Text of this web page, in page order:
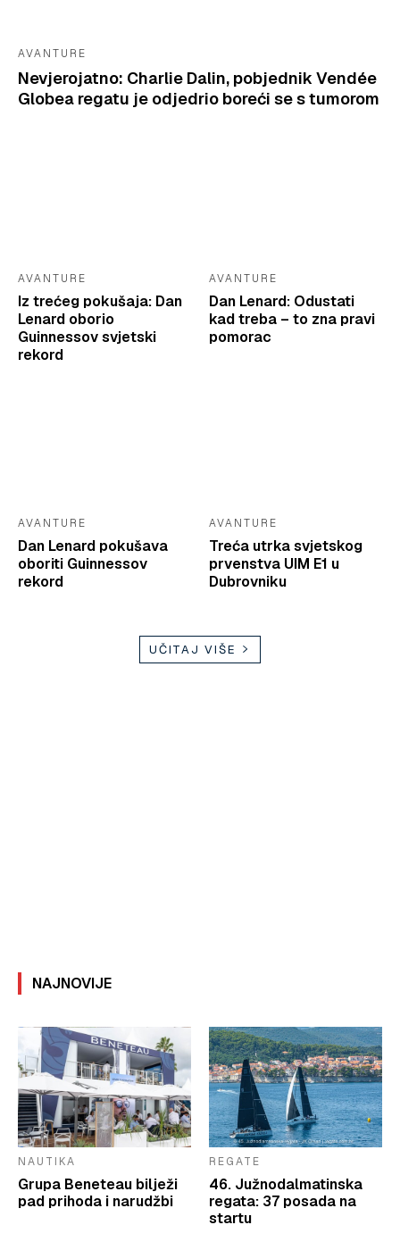
AVANTURE
Nevjerojatno: Charlie Dalin, pobjednik Vendée
Globea regatu je odjedrio boreći se s tumorom
AVANTURE
Iz trećeg pokušaja: Dan
Lenard oborio
Guinnessov svjetski
rekord
AVANTURE
Dan Lenard: Odustati
kad treba – to zna pravi
pomorac
AVANTURE
Dan Lenard pokušava
oboriti Guinnessov
rekord
AVANTURE
Treća utrka svjetskog
prvenstva UIM E1 u
Dubrovniku
UČITAJ VIŠE
NAJNOVIJE
NAUTIKA
Grupa Beneteau bilježi
pad prihoda i narudžbi
REGATE
46. Južnodalmatinska
regata: 37 posada na
startu